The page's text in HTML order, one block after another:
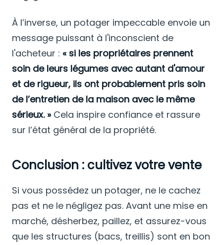
À l’inverse, un potager impeccable envoie un
message puissant à l'inconscient de
l'acheteur : « si les propriétaires prennent
soin de leurs légumes avec autant d'amour
et de rigueur, ils ont probablement pris soin
de l’entretien de la maison avec le même
sérieux. »Cela inspire confiance et rassure
sur l’état général de la propriété.
Conclusion : cultivez votre vente
Si vous possédez un potager, ne le cachez
pas et ne le négligez pas. Avant une mise en
marché, désherbez, paillez, et assurez-vous
que les structures (bacs, treillis) sont en bon